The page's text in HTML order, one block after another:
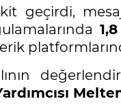
geçirdi,